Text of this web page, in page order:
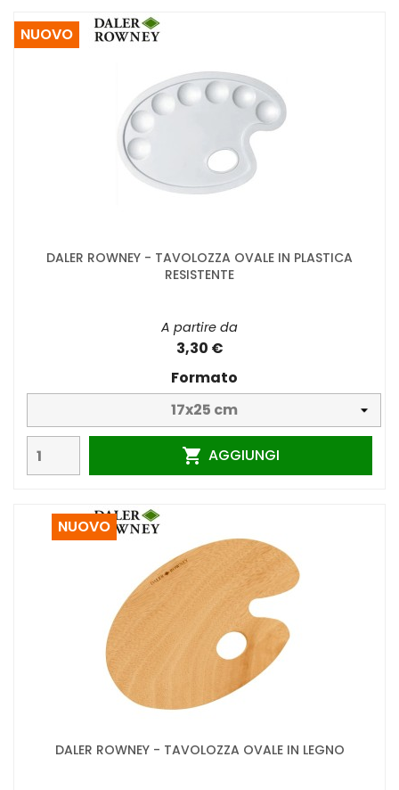
DALER ROWNEY - TAVOLOZZA OVALE IN PLASTICA
RESISTENTE
A partire da
3,30 €
Formato
 AGGIUNGI
NUOVO
DALER ROWNEY - TAVOLOZZA OVALE IN LEGNO
NUOVO